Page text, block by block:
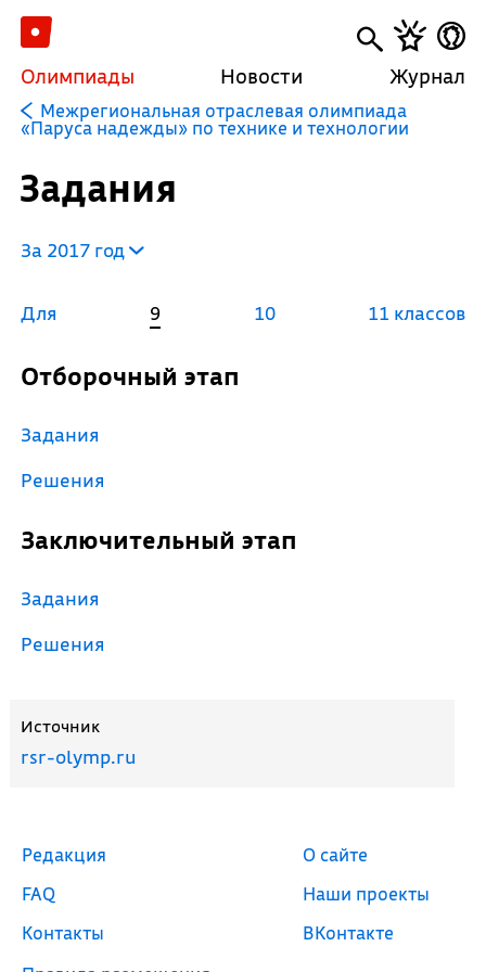
Олимпиады Новости Журнал
Межрегиональная отраслевая олимпиада
«Паруса надежды» по технике и технологии
Задания
За 2017 год
Для 9 10 11 классов
Отборочный этап
Задания
Решения
Заключительный этап
Задания
Решения
Источник
rsr-olymp.ru
Редакция
FAQ
Контакты
О сайте
Наши проекты
ВКонтакте